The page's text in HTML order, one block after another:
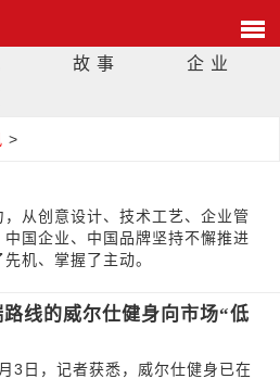
故 事
企 业
>
从创意设计、技术工艺、企业管
国企业、中国品牌坚持不懈推进
机、掌握了主动。
线的威尔仕健身向市场“低
3日，记者获悉，威尔仕健身已在